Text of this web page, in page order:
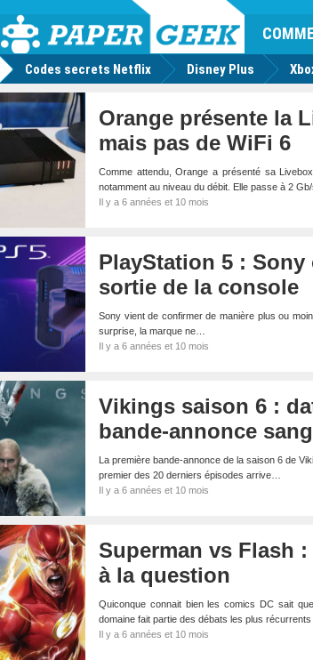
Actu
geek
Codes secrets Netflix Disney Plus
Orange présente la
mais pas de WiFi 6
Comme attendu, Orange a présenté sa
notamment au niveau du débit. Elle passe à 2
Il y a 6 années et 10 mois
PlayStation 5 :
sortie de la console
Sony vient de confirmer de manière plus ou
surprise, la marque ne…
Il y a 6 années et 10 mois
Vikings saison 6 :
bande-annonce
La première bande-annonce de la saison 6 de
premier des 20 derniers épisodes arrive…
Il y a 6 années et 10 mois
Superman vs Flash
à la question
Quiconque connait bien les comics DC sait
domaine fait partie des débats les plus récurrents
Il y a 6 années et 10 mois
Dark
Mode